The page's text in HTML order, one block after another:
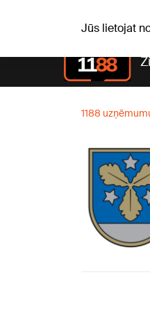
Jūs lietojat
1188